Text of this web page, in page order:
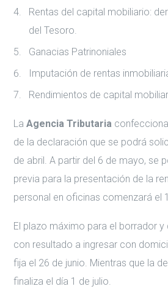
Rentas del capital mobiliario:
del Tesoro.
Ganacias Patrinoniales
Imputación de rentas
Rendimientos de capital
La Agencia Tributaria
de la declaración que se podrá
de abril. A partir del 6 de mayo, se
previa para la presentación de la
personal en oficinas comenzará el
El plazo máximo para el borrador y
con resultado a ingresar con
fija el 26 de junio. Mientras que la
finaliza el día 1 de julio.